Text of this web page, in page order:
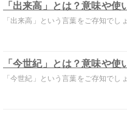
「出来高」とは？意味や使
「出来高」という言葉をご存知で
「今世紀」とは？意味や使
「今世紀」という言葉をご存知で